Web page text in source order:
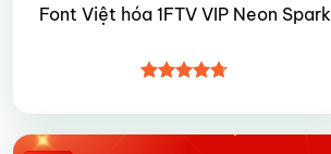
Font Việt hóa 1FTV VIP Neon Spark
hạng4.75